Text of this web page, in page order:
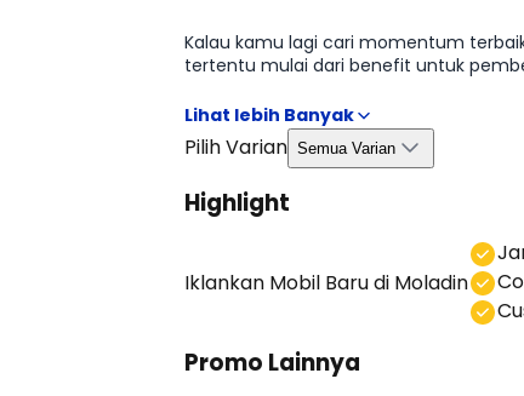
Kalau kamu lagi cari momentum
tertentu mulai dari benefit untuk
Pilih Varian Semua Varian
Highlight
Iklankan Mobil Barudi Moladin
Promo Lainnya